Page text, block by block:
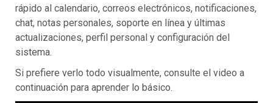
rápido al calendario, correos electrónicos, notificaciones,
chat, notas personales, soporte en línea y últimas
actualizaciones, perfil personal y configuración del
sistema.
Si prefiere verlo todo visualmente, consulte el video a
continuación para aprender lo básico.